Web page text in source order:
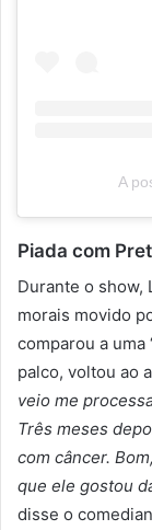
A
Piada com
Durante o show,
morais movido
comparou a uma
palco, voltou ao
veio me
Três meses
com câncer.
que ele gostou
disse o